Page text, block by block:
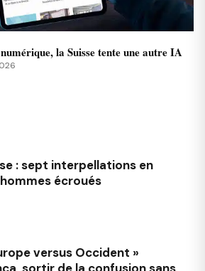
la Suisse tente une autre IA
: sept interpellations en
écroués
versus Occident »